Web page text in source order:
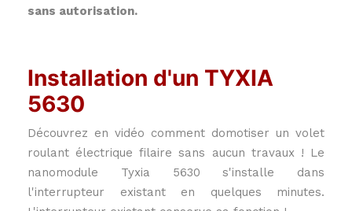
sans autorisation.
Installation d'un TYXIA
5630
Découvrez en vidéo comment domotiser un volet
roulant électrique filaire sans aucun travaux ! Le
nanomodule Tyxia 5630 s'installe dans
l'interrupteur existant en quelques minutes.